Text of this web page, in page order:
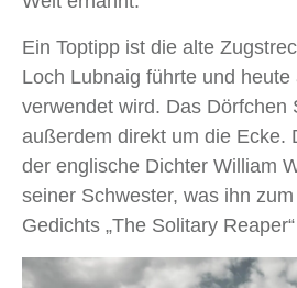
Ein Toptipp ist die alte
Loch Lubnaig führte und heute
verwendet wird. Das Dörfchen
außerdem direkt um die Ecke.
der englische Dichter William
seiner Schwester, was ihn
Gedichts „The Solitary